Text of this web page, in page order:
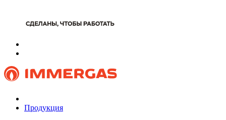
Продукция